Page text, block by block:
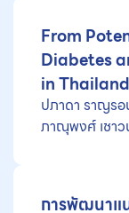
From
Diabetes
in Thailand
ปภาดา ราญร
ภาณุพงศ์ เชา
การพัฒนาแ